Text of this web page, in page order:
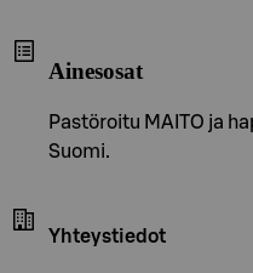
Ainesosat
Pastöroitu MAITO ja
Suomi.
Yhteystiedot